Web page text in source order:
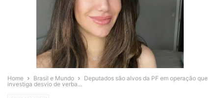
Home Brasil e Mundo
Deputados são alvos da PF em operação que
investiga desvio de verba...